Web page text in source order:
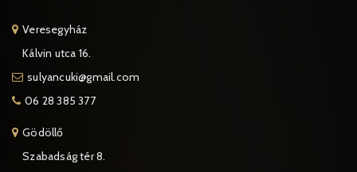
Veresegyház
Kálvin utca 16.
sulyancuki@gmail.com
06 28 385 377
Gödöllő
Szabadság tér 8.